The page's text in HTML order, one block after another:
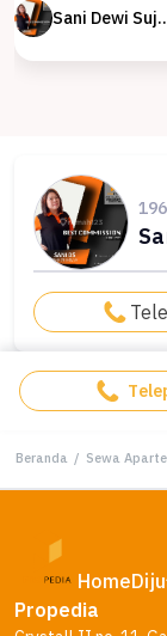
Sani
Beranda / Sewa
Home
Propedia